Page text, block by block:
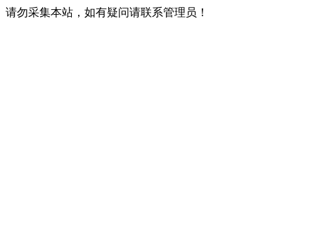
请勿采集本站，如有疑问请联系管理员！